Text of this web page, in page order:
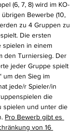
(6, 7, 8) wird im KO-
Bewerbe (10,
zu 4 Gruppen zu
Die ersten
spielen in einem
den Turniersieg. Der
jeder Gruppe spielt
um den Sieg im
jede/r Spieler/in
die
spielen und unter die
Pro Bewerb gibt es
von 16